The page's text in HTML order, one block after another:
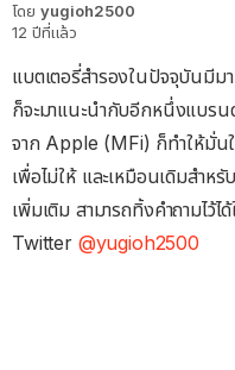
โดย yugioh2500
12 ปีที่แล้ว
แบตเตอรี่สำรองในปัจจุบันมีม
ก็จะมาแนะนำกับอีกหนึ่งแบร
จาก Apple (MFi) ก็ทำให้มั่น
เพื่อไม่ให้ และเหมือนเดิมสำห
เพิ่มเติม สามารถทิ้งคำถามไว้
Twitter @yugioh2500